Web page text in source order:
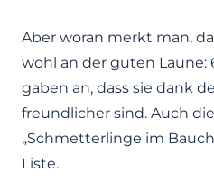
Aber woran merkt man,
wohl an der guten Laune:
gaben an, dass sie dank
freundlicher sind. Auch
„Schmetterlinge im
Liste.